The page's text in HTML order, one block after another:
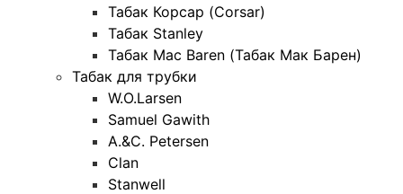
Табак Корсар (Corsar)
Табак Stanley
Табак Mac Baren (Табак Мак Барен)
Табак для трубки
W.O.Larsen
Samuel Gawith
A.&C. Petersen
Clan
Stanwell